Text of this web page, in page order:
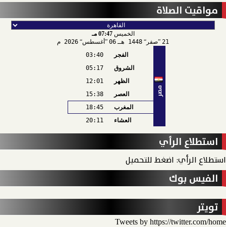
مواقيت الصلاة
الخميس07:47 مـ
21 صفر 1448 هـ 06 أغسطس 2026 م
مصر
الفجر
03:40
الشروق
05:17
الظهر
12:01
العصر
15:38
المغرب
18:45
العشاء
20:11
استطلاع الرأي
استطلاع الرأي: اضغط للتحميل
الفيس بوك
تويتر
Tweets by https://twitter.com/home